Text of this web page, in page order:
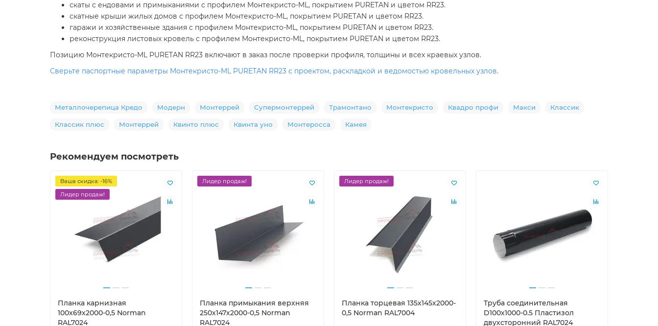
скаты с ендовами и примыканиями с профилем Монтекристо-ML, покрытием PURETAN и цветом RR23.
скатные крыши жилых домов с профилем Монтекристо-ML, покрытием PURETAN и цветом RR23.
гаражи и хозяйственные здания с профилем Монтекристо-ML, покрытием PURETAN и цветом RR23.
реконструкция листовых кровель с профилем Монтекристо-ML, покрытием PURETAN и цветом RR23.
Позицию Монтекристо-ML PURETAN RR23 включают в заказ после проверки профиля, толщины и всех краевых узлов.
Сверьте паспортные параметры Монтекристо-ML PURETAN RR23 с проектом, раскладкой и ведомостью кровельных узлов.
Металлочерепица Кредо Модерн Монтеррей Супермонтеррей Трамонтано Монтекристо Квадро профи Макси Классик
Классик плюс Монтеррей Квинто плюс Квинта уно Монтеросса Камея
Рекомендуем посмотреть
Ваша скидка: -16%
Лидер продаж!
Планка карнизная
100х69х2000-0,5 Norman
RAL7024
Лидер продаж!
Планка примыкания верхняя
250х147х2000-0,5 Norman
RAL7024
Лидер продаж!
Планка торцевая 135х145х2000-
0,5 Norman RAL7004
Труба соединительная
D100х1000-0.5 Пластизол
двухсторонний RAL7024